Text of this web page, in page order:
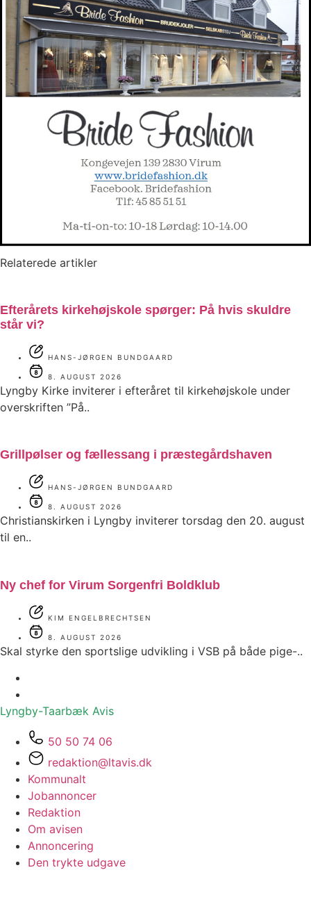
Relaterede artikler
Efterårets kirkehøjskole spørger: På hvis skuldre
står vi?
HANS-JØRGEN BUNDGAARD
8. AUGUST 2026
Lyngby Kirke inviterer i efteråret til kirkehøjskole under
overskriften ”På..
Grillpølser og fællessang i præstegårdshaven
HANS-JØRGEN BUNDGAARD
8. AUGUST 2026
Christianskirken i Lyngby inviterer torsdag den 20. august
til en..
Ny chef for Virum Sorgenfri Boldklub
KIM ENGELBRECHTSEN
8. AUGUST 2026
Skal styrke den sportslige udvikling i VSB på både pige-..
Lyngby-Taarbæk Avis
50 50 74 06
redaktion@ltavis.dk
Kommunalt
Jobannoncer
Redaktion
Om avisen
Annoncering
Den trykte udgave